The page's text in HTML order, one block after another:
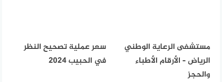
مستشفى الرعاية الوطني
الرياض – الأرقام الأطباء
والحجز
سعر عملية تصحيح النظر
في الحبيب 2024